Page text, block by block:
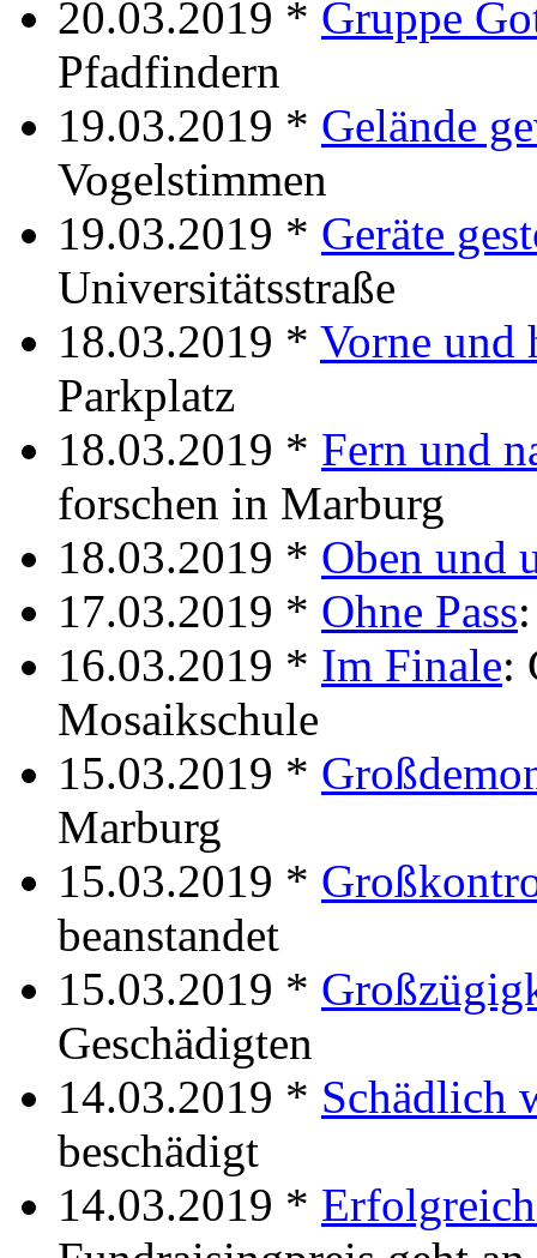
20.03.2019 * Gruppe
Pfadfindern
19.03.2019 * Gelände
Vogelstimmen
19.03.2019 * Geräte
Universitätsstraße
18.03.2019 * Vorne und
Parkplatz
18.03.2019 * Fern und
forschen in Marburg
18.03.2019 * Oben und
17.03.2019 * Ohne Pass
16.03.2019 * Im Finale:
Mosaikschule
15.03.2019 *
Marburg
15.03.2019 *
beanstandet
15.03.2019 *
Geschädigten
14.03.2019 * Schädlich
beschädigt
14.03.2019 *